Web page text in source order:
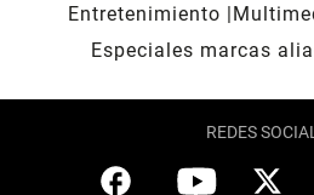
Entretenimiento
Especiales marcas
REDES